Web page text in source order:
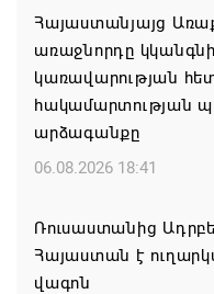
Հայաստանյայց
առաջնորդը
կառավարության
հակամարտության
արձագանքը
06.08.2026 18:41
Ռուսաստանից
Հայաստան է
վագոն